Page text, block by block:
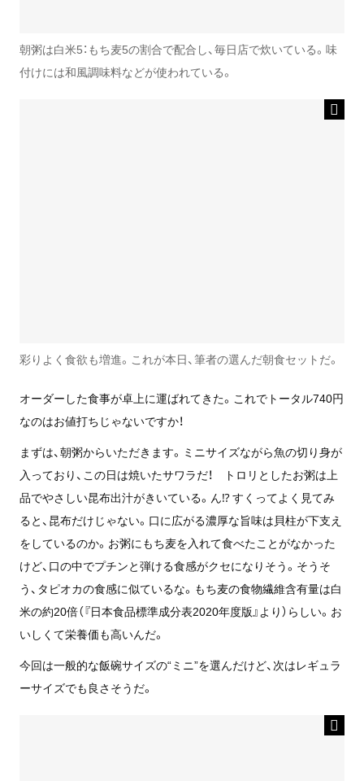
朝粥は白米5：もち麦5の割合で配合し、毎日店で炊いている。味
付けには和風調味料などが使われている。
彩りよく食欲も増進。これが本日、筆者の選んだ朝食セットだ。
オーダーした食事が卓上に運ばれてきた。これでトータル740円
なのはお値打ちじゃないですか！
まずは、朝粥からいただきます。ミニサイズながら魚の切り身が
入っており、この日は焼いたサワラだ！ トロリとしたお粥は上
品でやさしい昆布出汁がきいている。ん⁉️ すくってよく見てみ
ると、昆布だけじゃない。口に広がる濃厚な旨味は貝柱が下支え
をしているのか。お粥にもち麦を入れて食べたことがなかった
けど、口の中でプチンと弾ける食感がクセになりそう。そうそ
う、タピオカの食感に似ているな。もち麦の食物繊維含有量は白
米の約20倍（『日本食品標準成分表2020年度版』より）らしい。お
いしくて栄養価も高いんだ。
今回は一般的な飯碗サイズの“ミニ”を選んだけど、次はレギュラ
ーサイズでも良さそうだ。